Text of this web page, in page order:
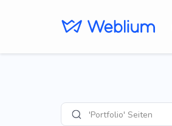
Suche'Portfolio' Seiten